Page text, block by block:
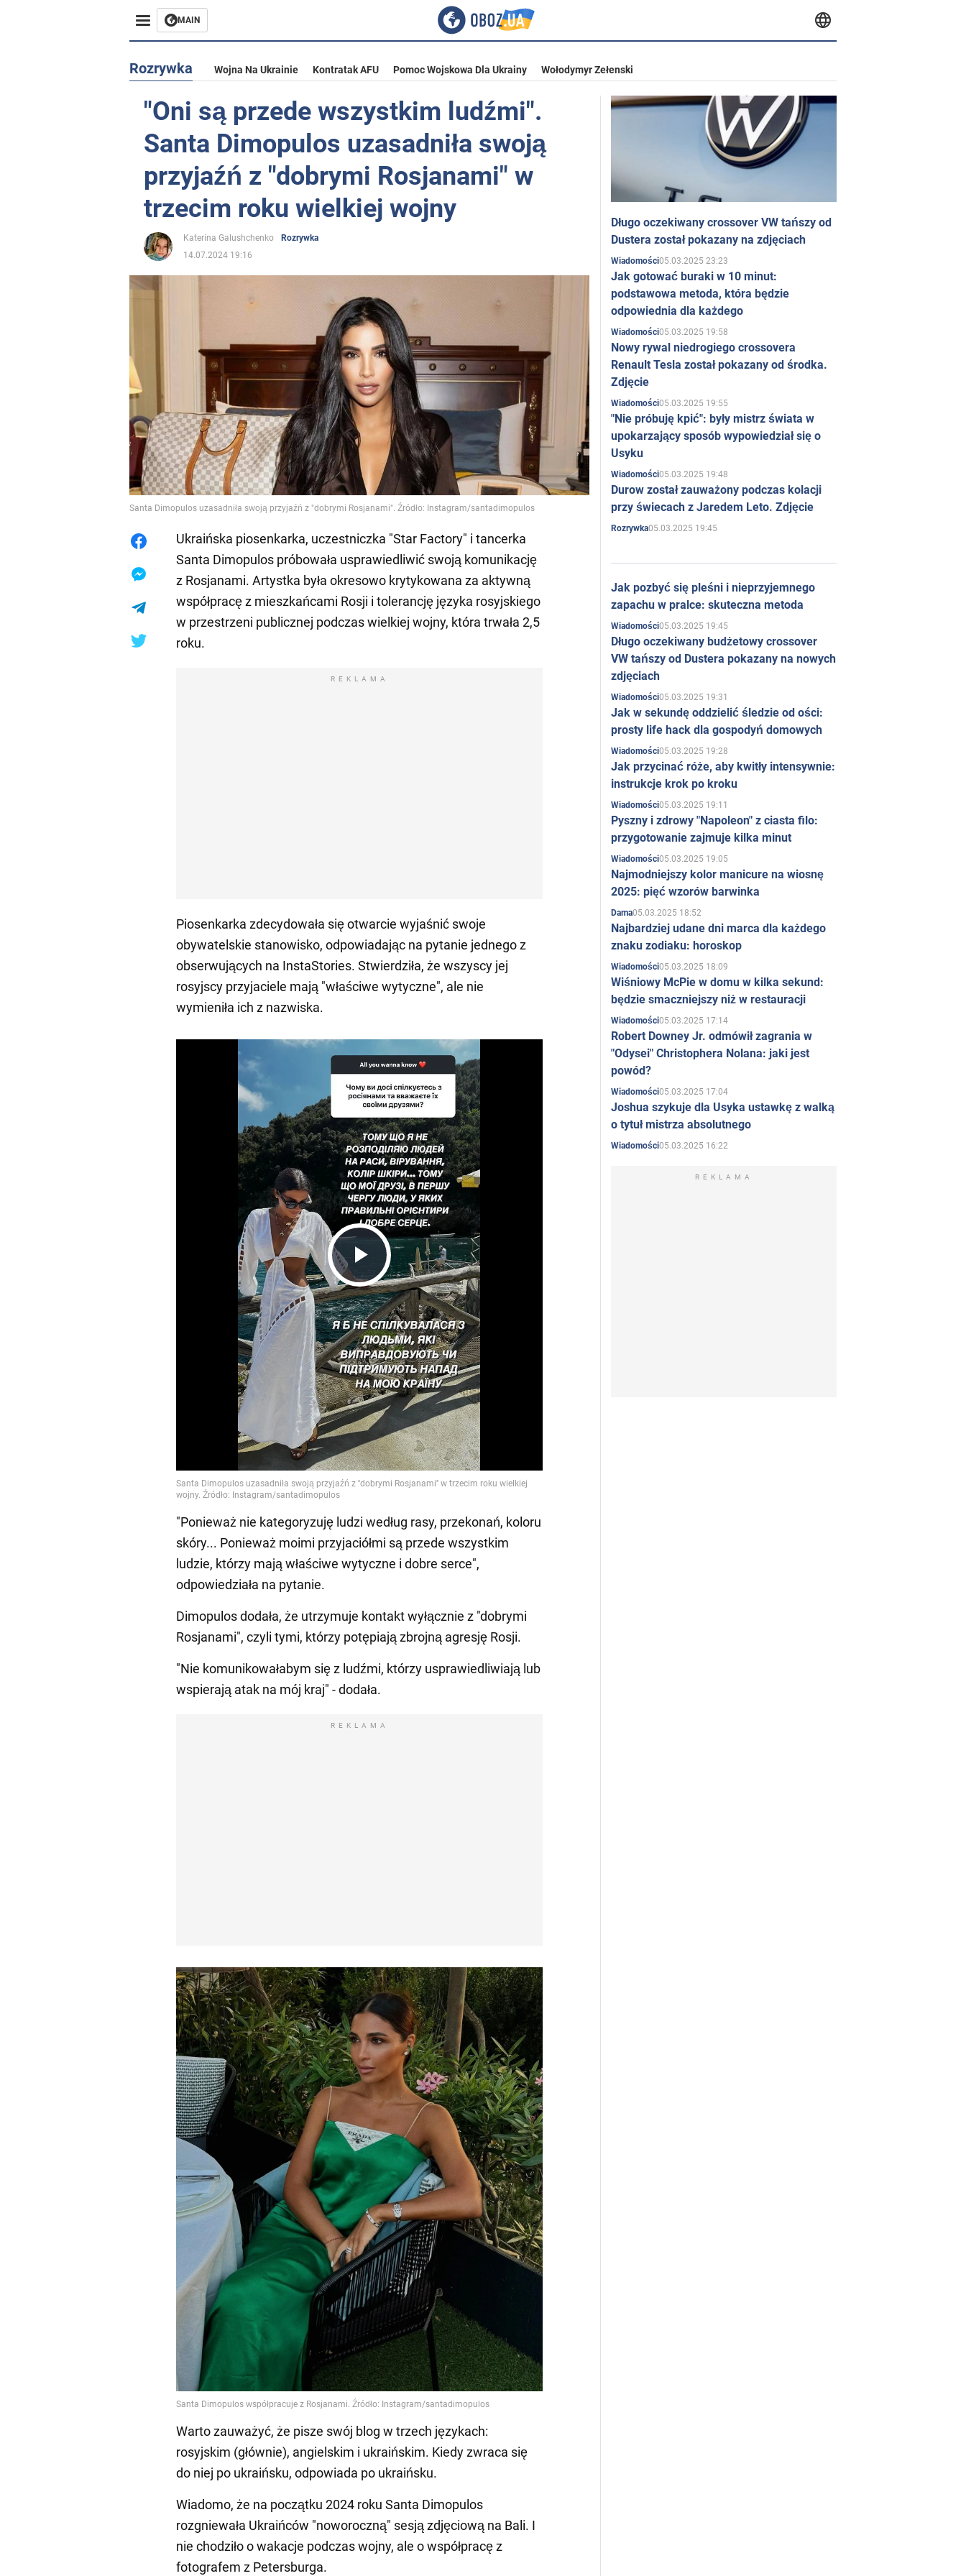
MAIN
Rozrywka Wojna Na Ukrainie Kontratak AFU Pomoc Wojskowa Dla Ukrainy Wołodymyr Zełenski
"Oni są przede wszystkim ludźmi".
Santa Dimopulos uzasadniła swoją
przyjaźń z "dobrymi Rosjanami" w
trzecim roku wielkiej wojny
Katerina Galushchenko
Rozrywka
14.07.2024 19:16
Santa Dimopulos uzasadniła swoją przyjaźń z "dobrymi Rosjanami". Źródło: Instagram/santadimopulos
Ukraińska piosenkarka, uczestniczka "Star Factory" i tancerka
Santa Dimopulos próbowała usprawiedliwić swoją komunikację
z Rosjanami. Artystka była okresowo krytykowana za aktywną
współpracę z mieszkańcami Rosji i tolerancję języka rosyjskiego
w przestrzeni publicznej podczas wielkiej wojny, która trwała 2,5
roku.
REKLAMA
Piosenkarka zdecydowała się otwarcie wyjaśnić swoje
obywatelskie stanowisko, odpowiadając na pytanie jednego z
obserwujących na InstaStories. Stwierdziła, że wszyscy jej
rosyjscy przyjaciele mają "właściwe wytyczne", ale nie
wymieniła ich z nazwiska.
Play
Video
"Ponieważ nie kategoryzuję ludzi według rasy, przekonań, koloru
skóry... Ponieważ moimi przyjaciółmi są przede wszystkim
ludzie, którzy mają właściwe wytyczne i dobre serce",
odpowiedziała na pytanie.
Dimopulos dodała, że utrzymuje kontakt wyłącznie z "dobrymi
Rosjanami", czyli tymi, którzy potępiają zbrojną agresję Rosji.
"Nie komunikowałabym się z ludźmi, którzy usprawiedliwiają lub
wspierają atak na mój kraj" - dodała.
REKLAMA
Warto zauważyć, że pisze swój blog w trzech językach:
rosyjskim (głównie), angielskim i ukraińskim. Kiedy zwraca się
do niej po ukraińsku, odpowiada po ukraińsku.
Wiadomo, że na początku 2024 roku Santa Dimopulos
rozgniewała Ukraińców "noworoczną" sesją zdjęciową na Bali. I
nie chodziło o wakacje podczas wojny, ale o współpracę z
fotografem z Petersburga.
Długo oczekiwany crossover VW tańszy od
Dustera został pokazany na zdjęciach
Wiadomości05.03.2025 23:23
Jak gotować buraki w 10 minut:
podstawowa metoda, która będzie
odpowiednia dla każdego
Wiadomości05.03.2025 19:58
Nowy rywal niedrogiego crossovera
Renault Tesla został pokazany od środka.
Zdjęcie
Wiadomości05.03.2025 19:55
"Nie próbuję kpić": były mistrz świata w
upokarzający sposób wypowiedział się o
Usyku
Wiadomości05.03.2025 19:48
Durow został zauważony podczas kolacji
przy świecach z Jaredem Leto. Zdjęcie
Rozrywka05.03.2025 19:45
Jak pozbyć się pleśni i nieprzyjemnego
zapachu w pralce: skuteczna metoda
Wiadomości05.03.2025 19:45
Długo oczekiwany budżetowy crossover
VW tańszy od Dustera pokazany na nowych
zdjęciach
Wiadomości05.03.2025 19:31
Jak w sekundę oddzielić śledzie od ości:
prosty life hack dla gospodyń domowych
Wiadomości05.03.2025 19:28
Jak przycinać róże, aby kwitły intensywnie:
instrukcje krok po kroku
Wiadomości05.03.2025 19:11
Pyszny i zdrowy "Napoleon" z ciasta filo:
przygotowanie zajmuje kilka minut
Wiadomości05.03.2025 19:05
Najmodniejszy kolor manicure na wiosnę
2025: pięć wzorów barwinka
Dama05.03.2025 18:52
Najbardziej udane dni marca dla każdego
znaku zodiaku: horoskop
Wiadomości05.03.2025 18:09
Wiśniowy McPie w domu w kilka sekund:
będzie smaczniejszy niż w restauracji
Wiadomości05.03.2025 17:14
Robert Downey Jr. odmówił zagrania w
"Odysei" Christophera Nolana: jaki jest
powód?
Wiadomości05.03.2025 17:04
Joshua szykuje dla Usyka ustawkę z walką
o tytuł mistrza absolutnego
Wiadomości05.03.2025 16:22
REKLAMA